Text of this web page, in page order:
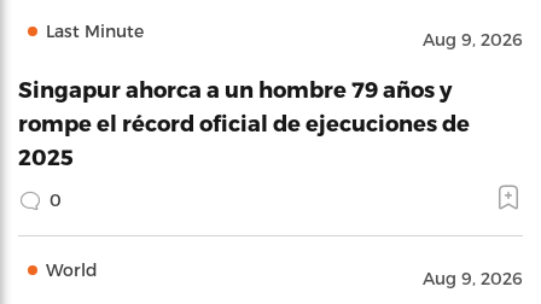
Last Minute Aug 9, 2026
Singapur ahorca a un hombre 79 años y
rompe el récord oficial de ejecuciones de
2025
0
World Aug 9, 2026